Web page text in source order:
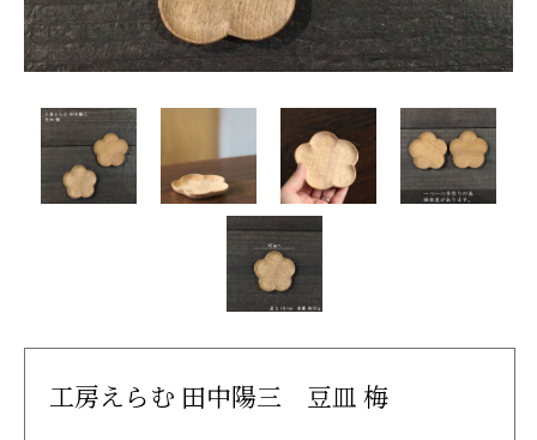
工房えらむ 田中陽三 豆皿 梅